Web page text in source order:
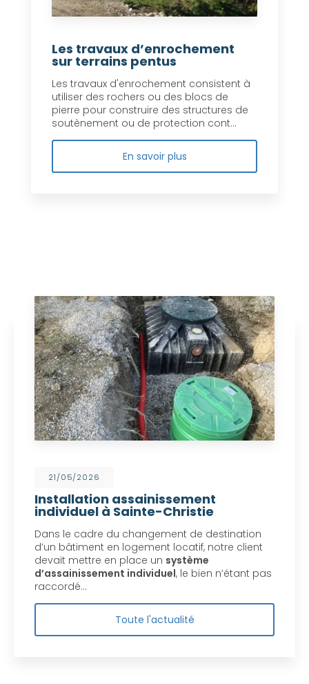
Les travaux d’enrochement
sur terrains pentus
Les travaux d'enrochement consistent à
utiliser des rochers ou des blocs de
pierre pour construire des structures de
soutènement ou de protection cont...
En savoir plus
21/05/2026
Installation assainissement
individuel à Sainte-Christie
Dans le cadre du changement de destination
d’un bâtiment en logement locatif, notre client
devait mettre en place un système
d’assainissement individuel, le bien n’étant pas
raccordé…
Toute l'actualité